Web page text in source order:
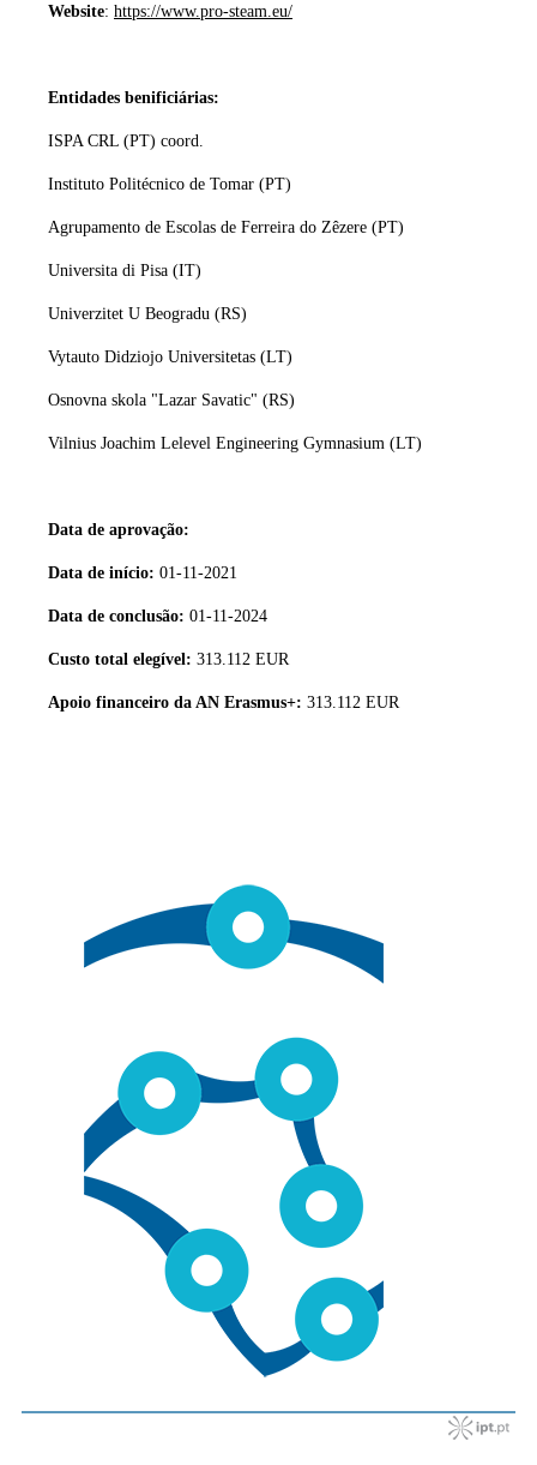
Website: https://www.pro-steam.eu/
Entidades benificiárias:
ISPA CRL (PT) coord.
Instituto Politécnico de Tomar (PT)
Agrupamento de Escolas de Ferreira do Zêzere (PT)
Universita di Pisa (IT)
Univerzitet U Beogradu (RS)
Vytauto Didziojo Universitetas (LT)
Osnovna skola "Lazar Savatic" (RS)
Vilnius Joachim Lelevel Engineering Gymnasium (LT)
Data de aprovação:
Data de início: 01-11-2021
Data de conclusão: 01-11-2024
Custo total elegível: 313.112 EUR
Apoio financeiro da AN Erasmus+: 313.112 EUR